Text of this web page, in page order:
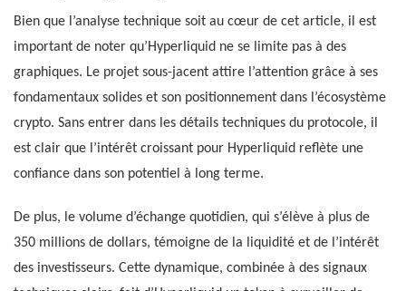
Bien que l’analyse technique soit au cœur de cet article, il est
important de noter qu’Hyperliquid ne se limite pas à des
graphiques. Le projet sous-jacent attire l’attention grâce à ses
fondamentaux solides et son positionnement dans l’écosystème
crypto. Sans entrer dans les détails techniques du protocole, il
est clair que l’intérêt croissant pour Hyperliquid reflète une
confiance dans son potentiel à long terme.
De plus, le volume d’échange quotidien, qui s’élève à plus de
350 millions de dollars, témoigne de la liquidité et de l’intérêt
des investisseurs. Cette dynamique, combinée à des signaux